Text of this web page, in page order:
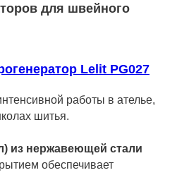
для швейного
Lelit PG027
работы в ателье,
шитья.
из нержавеющей стали
обеспечивает